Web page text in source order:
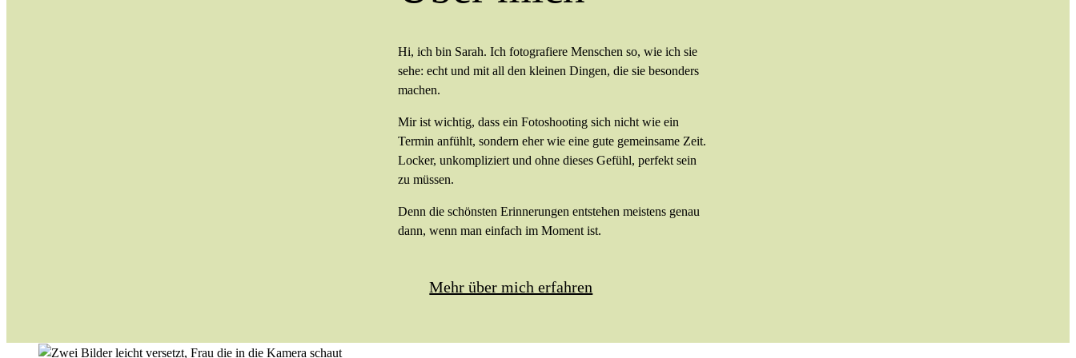
Hi, ich bin Sarah. Ich fotografiere Menschen so, wie ich sie
sehe: echt und mit all den kleinen Dingen, die sie besonders
machen.
Mir ist wichtig, dass ein Fotoshooting sich nicht wie ein
Termin anfühlt, sondern eher wie eine gute gemeinsame Zeit.
Locker, unkompliziert und ohne dieses Gefühl, perfekt sein
zu müssen.
Denn die schönsten Erinnerungen entstehen meistens genau
dann, wenn man einfach im Moment ist.
Mehr über mich erfahren